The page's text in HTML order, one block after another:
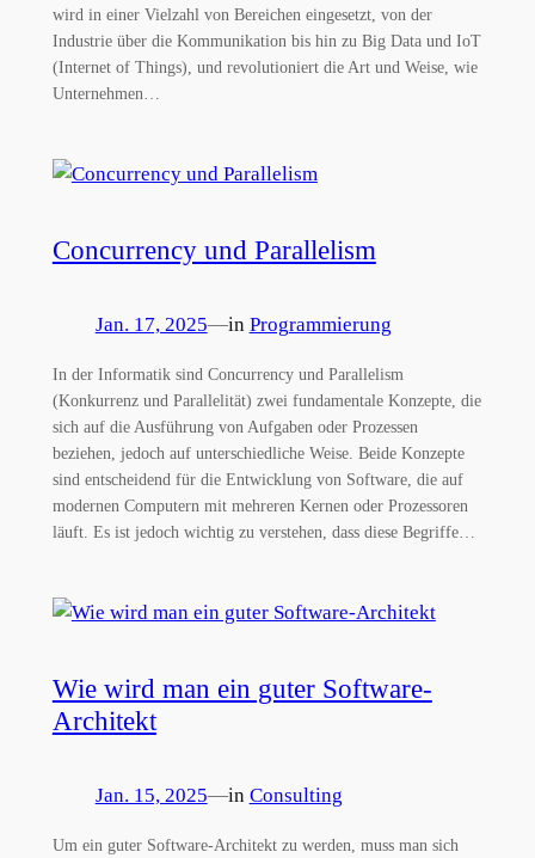
wird in einer Vielzahl von Bereichen eingesetzt, von der
Industrie über die Kommunikation bis hin zu Big Data und IoT
(Internet of Things), und revolutioniert die Art und Weise, wie
Unternehmen…
Concurrency und Parallelism
Jan. 17, 2025—in Programmierung
In der Informatik sind Concurrency und Parallelism
(Konkurrenz und Parallelität) zwei fundamentale Konzepte, die
sich auf die Ausführung von Aufgaben oder Prozessen
beziehen, jedoch auf unterschiedliche Weise. Beide Konzepte
sind entscheidend für die Entwicklung von Software, die auf
modernen Computern mit mehreren Kernen oder Prozessoren
läuft. Es ist jedoch wichtig zu verstehen, dass diese Begriffe…
Wie wird man ein guter Software-
Architekt
Jan. 15, 2025—in Consulting
Um ein guter Software-Architekt zu werden, muss man sich